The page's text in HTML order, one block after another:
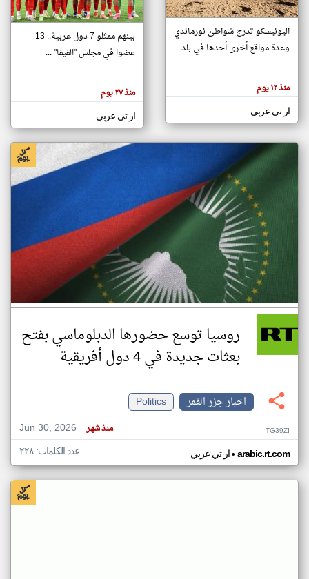
تغيير الدولة
اخبار جزر القمر على مدار الساعة
أهم اخبار جزر القمر العاجلة والمباشرة
هنا عن
وجهة
كاتبيها.
اليونيسكو تدرج شواطئ نورماندي
وعدة مواقع أخرى أحدها في بلد ...
منذ ١٢ يوم
ار تي عربي
بينهم ممثلو 7 دول عربية.. 13
عضوا في مجلس "الفيفا" ...
منذ ٢٧ يوم
ار تي عربي
روسيا توسع حضورها الدبلوماسي بفتح
بعثات جديدة في 4 دول أفريقية
اخبار جزر القمر
Politics
Jun 30, 2026
منذ شهر TG39ZI
ار تي عربي• arabic.rt.com عدد الكلمات: ٢٢٨
klyoum.com